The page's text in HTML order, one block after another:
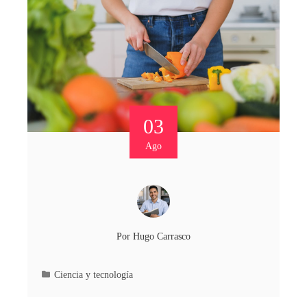
03
Ago
Por Hugo Carrasco
Ciencia y tecnología